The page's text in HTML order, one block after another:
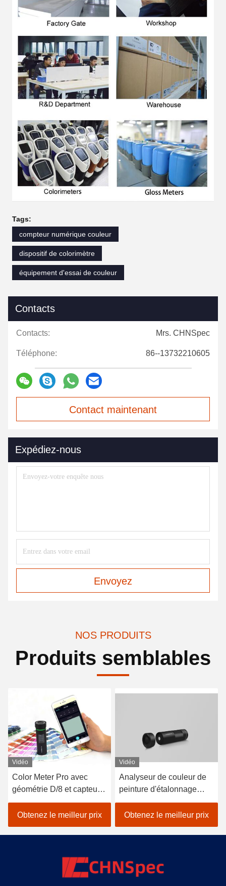
Tags:
compteur numérique couleur
dispositif de colorimètre
équipement d'essai de couleur
Contacts
Contacts: Mrs. CHNSpec
Téléphone: 86--13732210605
Contact maintenant
Expédiez-nous
Envoyez
NOS PRODUITS
Produits semblables
Vidéo
Color Meter Pro avec
géométrie D/8 et capteur
spectrale pour une
mesure plus précise
Obtenez le meilleur prix
Vidéo
Analyseur de couleur de
peinture d'étalonnage
automatique de
colorimètre de précision
D/8 SCI LED Delta E
Obtenez le meilleur prix